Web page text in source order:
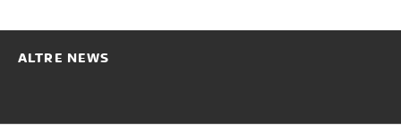
ALTRE NEWS